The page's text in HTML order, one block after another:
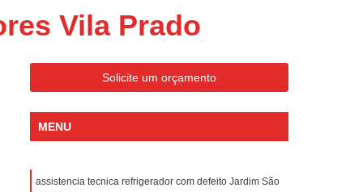
Portatil Philco
Ar Condicionado Portatil
Condicionado Portatil Philco
Ar Condicionado Portatil
Vila Prado
Solicite um orçamento
MENU
assistencia tecnica refrigerador com defeito Jardim São